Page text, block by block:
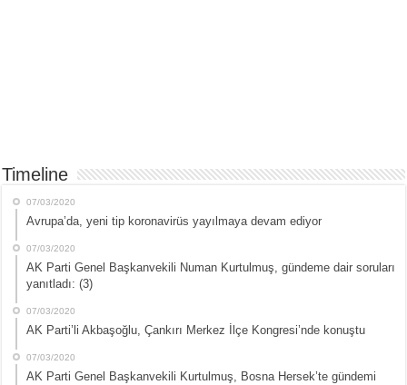
Timeline
07/03/2020
Avrupa’da, yeni tip koronavirüs yayılmaya devam ediyor
07/03/2020
AK Parti Genel Başkanvekili Numan Kurtulmuş, gündeme dair soruları
yanıtladı: (3)
07/03/2020
AK Parti’li Akbaşoğlu, Çankırı Merkez İlçe Kongresi’nde konuştu
07/03/2020
AK Parti Genel Başkanvekili Kurtulmuş, Bosna Hersek’te gündemi